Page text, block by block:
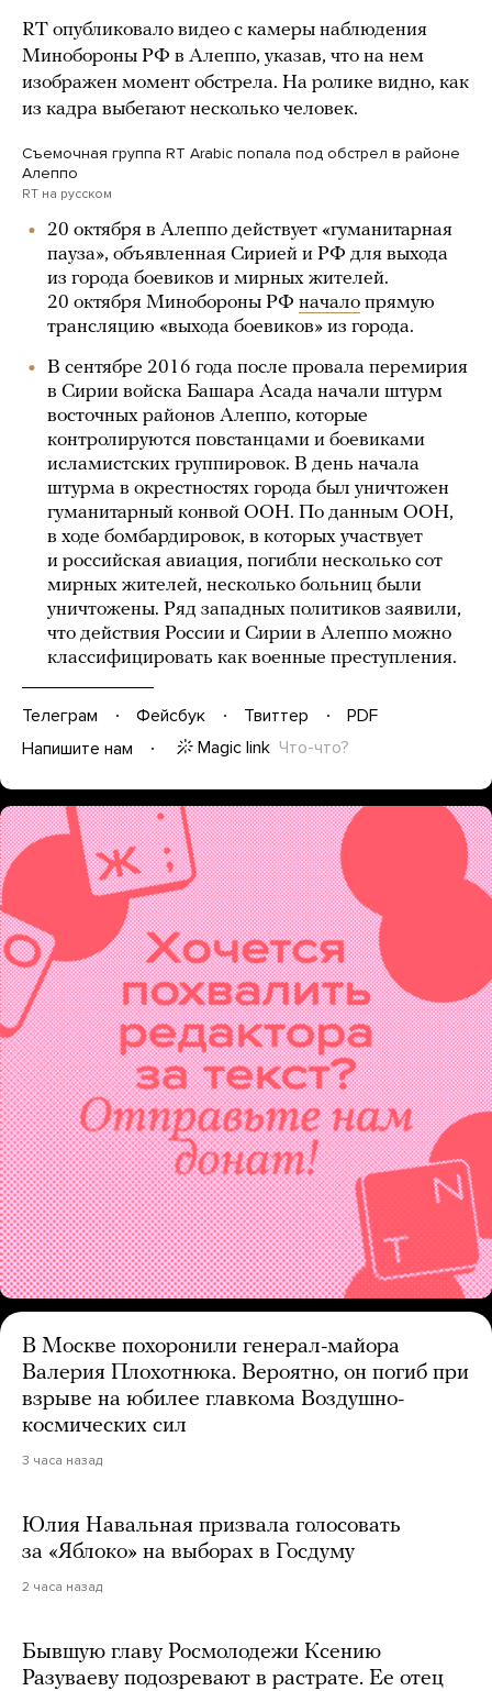
RT опубликовало видео с камеры наблюдения
Минобороны РФ в Алеппо, указав, что на нем
изображен момент обстрела. На ролике видно, как
из кадра выбегают несколько человек.
Съемочная группа RT Arabic попала под обстрел в районе
Алеппо
RT на русском
20 октября в Алеппо действует «гуманитарная
пауза», объявленная Сирией и РФ для выхода
из города боевиков и мирных жителей.
20 октября Минобороны РФ начало прямую
трансляцию «выхода боевиков» из города.
В сентябре 2016 года после провала перемирия
в Сирии войска Башара Асада начали штурм
восточных районов Алеппо, которые
контролируются повстанцами и боевиками
исламистских группировок. В день начала
штурма в окрестностях города был уничтожен
гуманитарный конвой ООН. По данным ООН,
в ходе бомбардировок, в которых участвует
и российская авиация, погибли несколько сот
мирных жителей, несколько больниц были
уничтожены. Ряд западных политиков заявили,
что действия России и Сирии в Алеппо можно
классифицировать как военные преступления.
Телеграм Фейсбук Твиттер
PDF
Напишите нам
Magic link Что-что?
В Москве похоронили генерал-майора
Валерия Плохотнюка. Вероятно, он погиб при
взрыве на юбилее главкома Воздушно-
космических сил
3 часа назад
Юлия Навальная призвала голосовать
за «Яблоко» на выборах в Госдуму
2 часа назад
Бывшую главу Росмолодежи Ксению
Разуваеву подозревают в растрате. Ее отец